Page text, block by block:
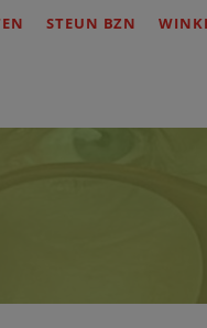
STEUN BZN